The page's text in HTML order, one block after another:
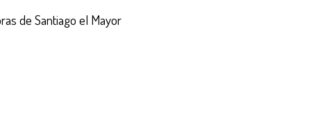
de Santiago el Mayor